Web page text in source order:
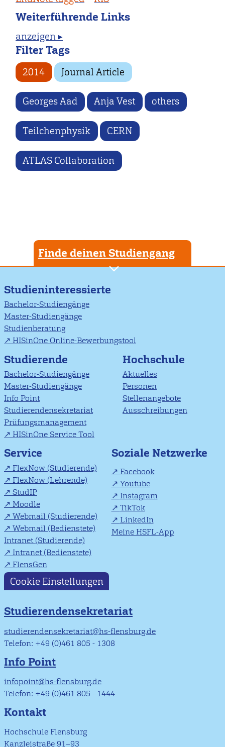
Weiterführende Links
anzeigen ▸
Filter Tags
2014 Journal Article
Georges Aad Anja Vest others
Teilchenphysik CERN
ATLAS Collaboration
Finde deinen Studiengang
Studieninteressierte
Bachelor-Studiengänge
Master-Studiengänge
Studienberatung
HISinOne Online-Bewerbungstool
Studierende
Bachelor-Studiengänge
Master-Studiengänge
Info Point
Studierendensekretariat
Prüfungsmanagement
HISinOne Service Tool
Hochschule
Aktuelles
Personen
Stellenangebote
Ausschreibungen
Service
FlexNow (Studierende)
FlexNow (Lehrende)
StudIP
Moodle
Webmail (Studierende)
Webmail (Bedienstete)
Intranet (Studierende)
Intranet (Bedienstete)
FlensGen
Soziale Netzwerke
Facebook
Youtube
Instagram
TikTok
LinkedIn
Meine HSFL-App
Cookie Einstellungen
Studierendensekretariat
studierendensekretariat@hs-flensburg.de
Telefon: +49 (0)461 805 - 1308
Info Point
infopoint@hs-flensburg.de
Telefon: +49 (0)461 805 - 1444
Kontakt
Hochschule Flensburg
Kanzleistraße 91–93